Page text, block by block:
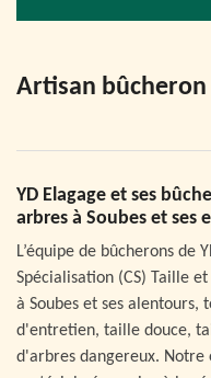
Artisan bûcheron
YD Elagage et ses
arbres à Soubes et ses
L’équipe de bûcherons de
Spécialisation (CS) Taille
à Soubes et ses alentours,
d'entretien, taille douce,
d'arbres dangereux. Notre